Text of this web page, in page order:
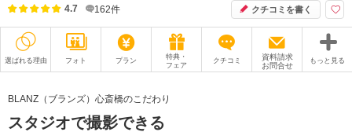
4.7 162件 クチコミを書く
選ばれる理由 フォト プラン
特典・
フェア
クチコミ
資料請求
お問合せ
もっと見る
衣装
BLANZ（ブランズ）心斎橋のこだわり
スタジオで撮影できる